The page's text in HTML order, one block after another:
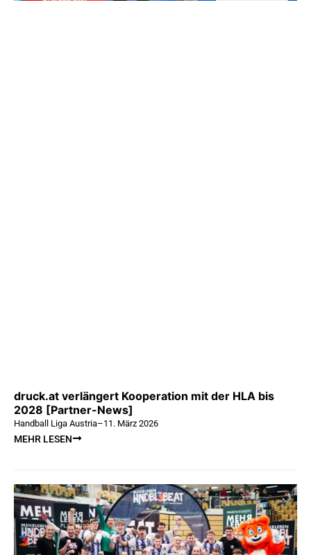
druck.at verlängert Kooperation mit der HLA bis
2028 [Partner-News]
Handball Liga Austria–11. März 2026
MEHR LESEN